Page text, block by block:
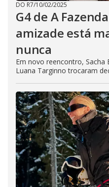
DO R7/10/02/2025
G4 de A
amizade está
nunca
Em novo reencontro, Sacha
Luana Targinno trocaram